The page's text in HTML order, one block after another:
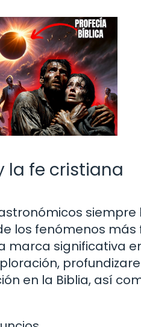
la fe cristiana
los fenómenos
marca significativa
en la Biblia, así